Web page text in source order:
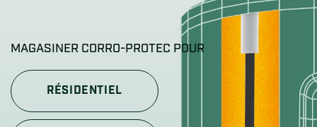
MAGASINER CORRO-PROTEC POUR
RÉSIDENTIEL